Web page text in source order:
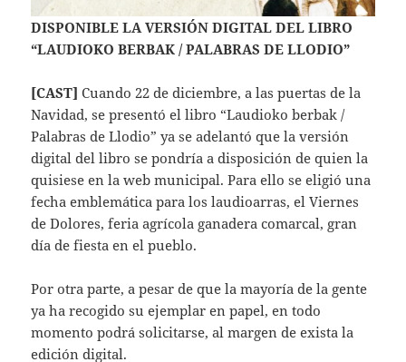
DISPONIBLE LA VERSIÓN DIGITAL DEL LIBRO
“LAUDIOKO BERBAK / PALABRAS DE LLODIO”
[CAST] Cuando 22 de diciembre, a las puertas de la
Navidad, se presentó el libro “Laudioko berbak /
Palabras de Llodio” ya se adelantó que la versión
digital del libro se pondría a disposición de quien la
quisiese en la web municipal. Para ello se eligió una
fecha emblemática para los laudioarras, el Viernes
de Dolores, feria agrícola ganadera comarcal, gran
día de fiesta en el pueblo.
Por otra parte, a pesar de que la mayoría de la gente
ya ha recogido su ejemplar en papel, en todo
momento podrá solicitarse, al margen de exista la
edición digital.